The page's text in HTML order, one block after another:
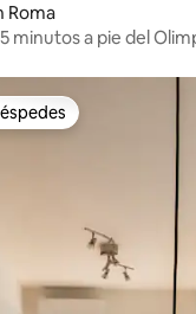
Roma
minutos a pie del